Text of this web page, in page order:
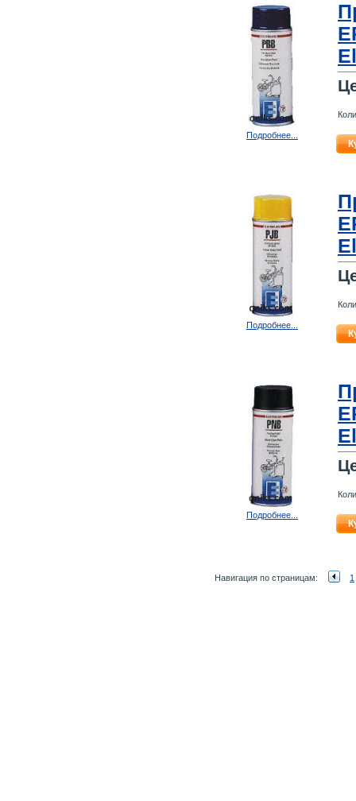
Подробнее...
Подробнее...
Подробнее...
Навигация по страницам: 1